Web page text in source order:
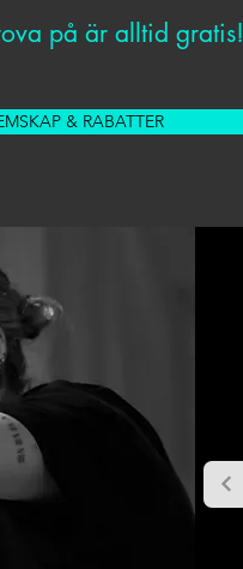
på är alltid gratis!
& RABATTER